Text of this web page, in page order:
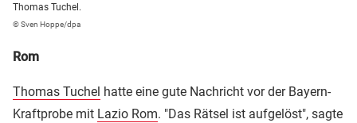
Thomas Tuchel.
© Sven Hoppe/dpa
Rom
Thomas Tuchel hatte eine gute Nachricht vor der Bayern-
Kraftprobe mit Lazio Rom. "Das Rätsel ist aufgelöst", sagte